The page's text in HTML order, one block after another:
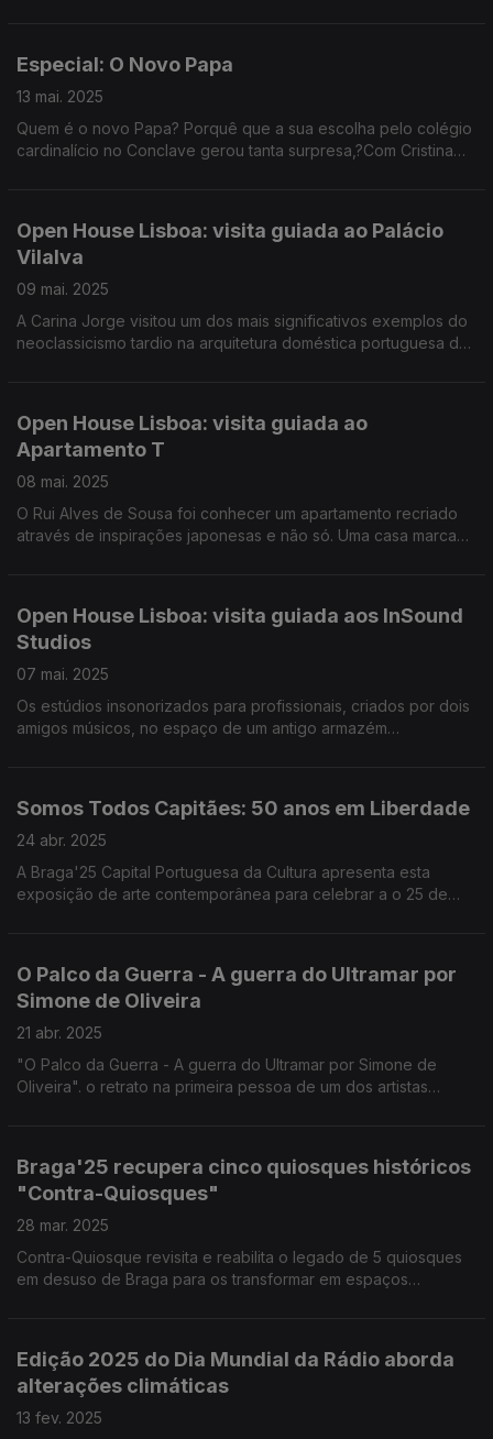
Especial: O Novo Papa
13 mai. 2025
Quem é o novo Papa? Porquê que a sua escolha pelo colégio
cardinalício no Conclave gerou tanta surpresa,?Com Cristina
Open House Lisboa: visita guiada ao Palácio
Vilalva
09 mai. 2025
A Carina Jorge visitou um dos mais significativos exemplos do
neoclassicismo tardio na arquitetura doméstica portuguesa do
Open House Lisboa: visita guiada ao
Apartamento T
08 mai. 2025
O Rui Alves de Sousa foi conhecer um apartamento recriado
através de inspirações japonesas e não só. Uma casa marcada
Open House Lisboa: visita guiada aos InSound
Studios
07 mai. 2025
Os estúdios insonorizados para profissionais, criados por dois
amigos músicos, no espaço de um antigo armazém
Somos Todos Capitães: 50 anos em Liberdade
24 abr. 2025
A Braga'25 Capital Portuguesa da Cultura apresenta esta
exposição de arte contemporânea para celebrar a o 25 de
O Palco da Guerra - A guerra do Ultramar por
Simone de Oliveira
21 abr. 2025
"O Palco da Guerra - A guerra do Ultramar por Simone de
Oliveira". o retrato na primeira pessoa de um dos artistas
Braga'25 recupera cinco quiosques históricos
"Contra-Quiosques"
28 mar. 2025
Contra-Quiosque revisita e reabilita o legado de 5 quiosques
em desuso de Braga para os transformar em espaços
Edição 2025 do Dia Mundial da Rádio aborda
alterações climáticas
13 fev. 2025